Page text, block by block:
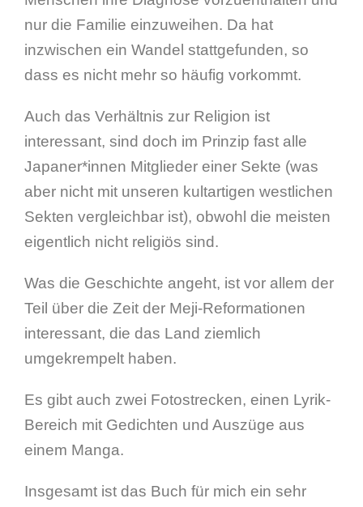
nur die Familie einzuweihen. Da hat
inzwischen ein Wandel stattgefunden, so
dass es nicht mehr so häufig vorkommt.
Auch das Verhältnis zur Religion ist
interessant, sind doch im Prinzip fast alle
Japaner*innen Mitglieder einer Sekte (was
aber nicht mit unseren kultartigen westlichen
Sekten vergleichbar ist), obwohl die meisten
eigentlich nicht religiös sind.
Was die Geschichte angeht, ist vor allem der
Teil über die Zeit der Meji-Reformationen
interessant, die das Land ziemlich
umgekrempelt haben.
Es gibt auch zwei Fotostrecken, einen Lyrik-
Bereich mit Gedichten und Auszüge aus
einem Manga.
Insgesamt ist das Buch für mich ein sehr